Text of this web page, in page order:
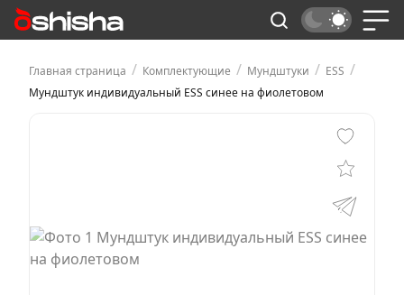
Главная страница / Комплектующие / Мундштуки / ESS /
Мундштук индивидуальный ESS синее на фиолетовом